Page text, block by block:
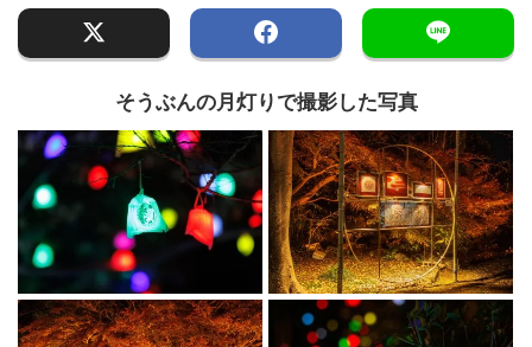
そうぶんの月灯りで撮影した写真